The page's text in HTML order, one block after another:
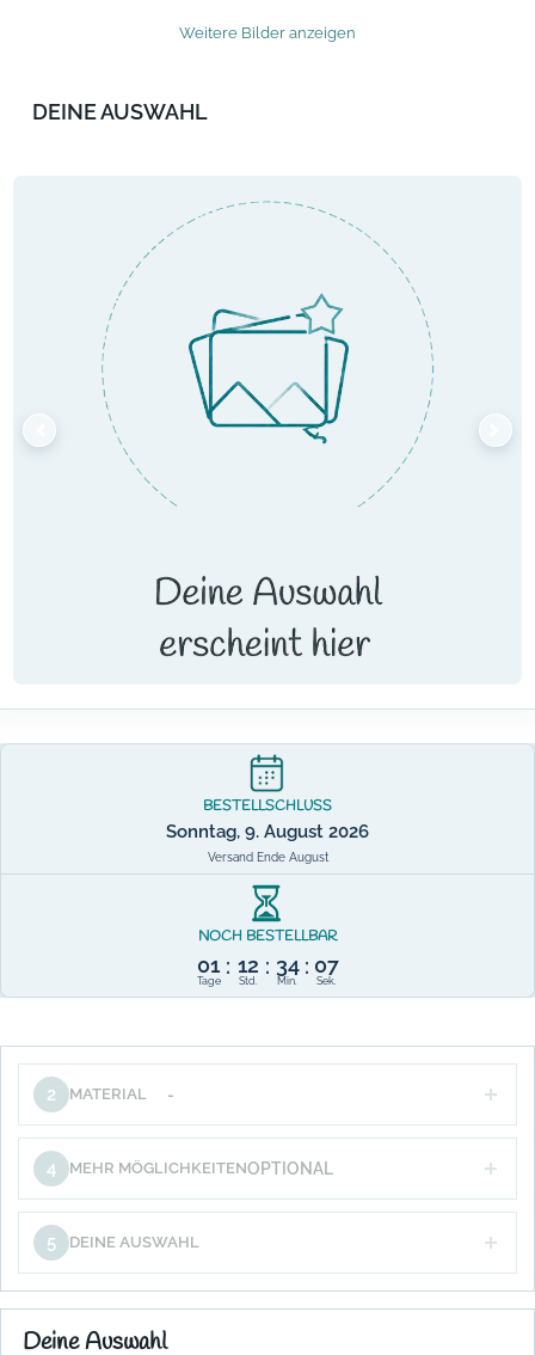
Weitere Bilder anzeigen
DEINE AUSWAHL
BESTELLSCHLUSS
Sonntag, 9. August 2026
Versand Ende August
NOCH BESTELLBAR
01
Tage
: 12
Std.
: 34
Min.
: 07
Sek.
2 MATERIAL -
4 MEHR MÖGLICHKEITENOPTIONAL
5 DEINE AUSWAHL
Deine Auswahl